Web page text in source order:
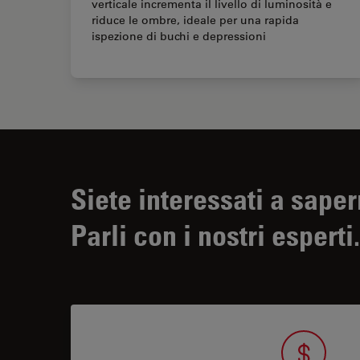
verticale incrementa il livello di luminosità e
riduce le ombre, ideale per una rapida
ispezione di buchi e depressioni
Siete interessati a
Parli con i nostri esperti.